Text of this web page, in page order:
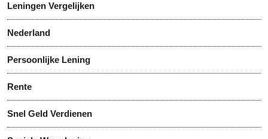
Leningen Vergelijken
Nederland
Persoonlijke Lening
Rente
Snel Geld Verdienen